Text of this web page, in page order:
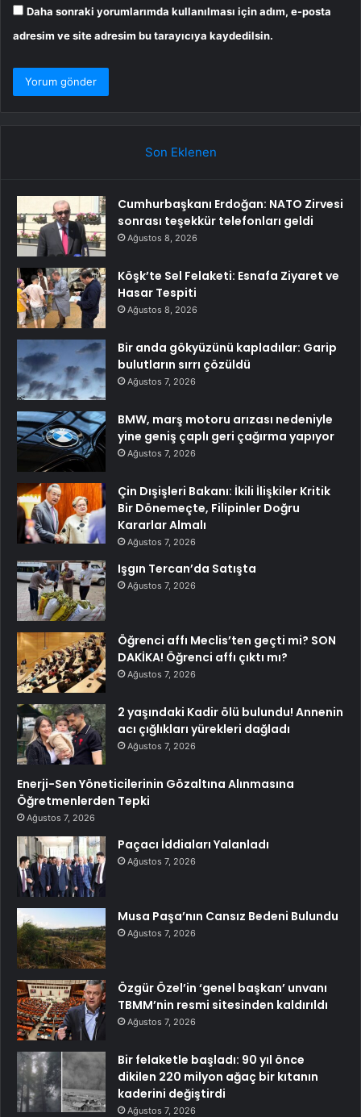
Daha sonraki yorumlarımda kullanılması için adım, e-posta
adresim ve site adresim bu tarayıcıya kaydedilsin.
Son Eklenen
Cumhurbaşkanı Erdoğan: NATO Zirvesi
sonrası teşekkür telefonları geldi
Ağustos 8, 2026
Köşk’te Sel Felaketi: Esnafa Ziyaret ve
Hasar Tespiti
Ağustos 8, 2026
Bir anda gökyüzünü kapladılar: Garip
bulutların sırrı çözüldü
Ağustos 7, 2026
BMW, marş motoru arızası nedeniyle
yine geniş çaplı geri çağırma yapıyor
Ağustos 7, 2026
Çin Dışişleri Bakanı: İkili İlişkiler Kritik
Bir Dönemeçte, Filipinler Doğru
Kararlar Almalı
Ağustos 7, 2026
Işgın Tercan’da Satışta
Ağustos 7, 2026
Öğrenci affı Meclis’ten geçti mi? SON
DAKİKA! Öğrenci affı çıktı mı?
Ağustos 7, 2026
2 yaşındaki Kadir ölü bulundu! Annenin
acı çığlıkları yürekleri dağladı
Ağustos 7, 2026
Enerji-Sen Yöneticilerinin Gözaltına Alınmasına
Öğretmenlerden Tepki
Ağustos 7, 2026
Paçacı İddiaları Yalanladı
Ağustos 7, 2026
Musa Paşa’nın Cansız Bedeni Bulundu
Ağustos 7, 2026
Özgür Özel’in ‘genel başkan’ unvanı
TBMM’nin resmi sitesinden kaldırıldı
Ağustos 7, 2026
Bir felaketle başladı: 90 yıl önce
dikilen 220 milyon ağaç bir kıtanın
kaderini değiştirdi
Ağustos 7, 2026